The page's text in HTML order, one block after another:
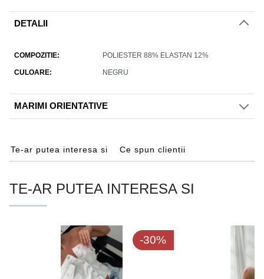
DETALII
COMPOZITIE POLIESTER 88% ELASTAN 12%
CULOARE NEGRU
MARIMI ORIENTATIVE
Te-ar putea interesa si Ce spun clientii
TE-AR PUTEA INTERESA SI
-30%